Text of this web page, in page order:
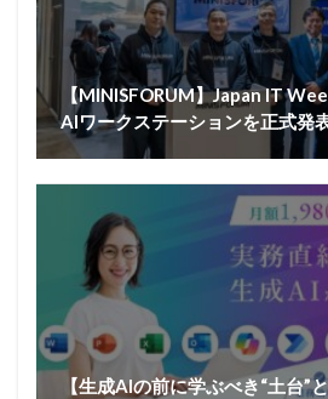
【MINISFORUM】Japan IT
AIワークステーションを正式発
【生成AIの前に学ぶべき“土台”